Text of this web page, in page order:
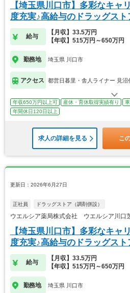
【埼玉県川口市】多彩なキャ
度充実♪高給与のドラッグス
給与
【月収】33.5万円
【年収】515万円～650万円
勤務地 埼玉県 川口市
アクセス 都営日暮里・舎人ライナー 見沼
年収650万円以上可 産休・育休取得実績有り
年間休日120日以上
求人の詳細を見る こ
更新日：2026年6月27日
正社員 ドラッグストア（調剤併設）
ウエルシア薬局株式会社 ウエルシア川口
【埼玉県川口市】多彩なキャ
度充実♪高給与のドラッグス
給与
【月収】33.5万円
【年収】515万円～650万円
勤務地 埼玉県 川口市